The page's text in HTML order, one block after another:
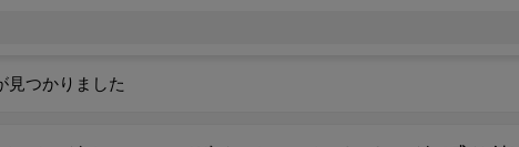
見つかりました